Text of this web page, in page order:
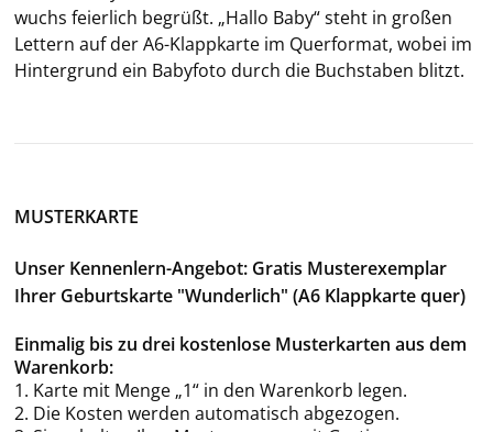
wuchs fei­er­lich be­grüßt. „Hallo Baby“ steht in gro­ßen
Let­tern auf der A6-​Klappkarte im Quer­for­mat, wobei im
Hin­ter­grund ein Ba­by­fo­to durch die Buch­sta­ben blitzt.
MUSTERKARTE
Unser Kennenlern-Angebot: Gratis Musterexemplar
Ihrer Geburtskarte "Wunderlich" (A6 Klappkarte quer)
Einmalig bis zu drei kostenlose Musterkarten aus dem
Warenkorb:
1. Karte mit Menge „1“ in den Warenkorb legen.
2. Die Kosten werden automatisch abgezogen.